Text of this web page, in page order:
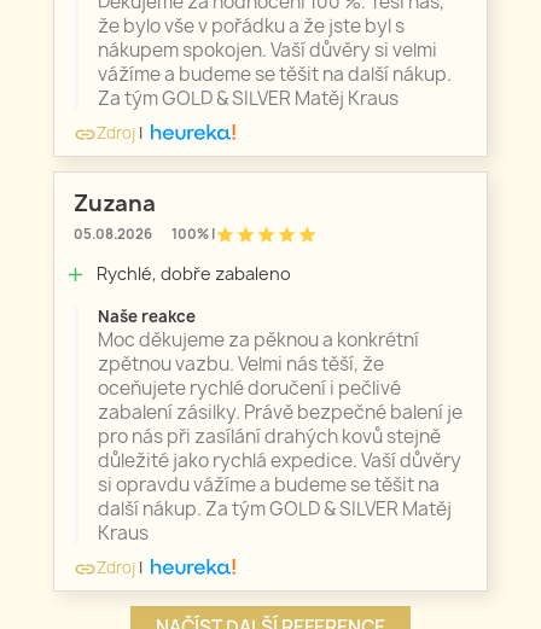
že bylo vše v pořádku a že jste byl s
nákupem spokojen. Vaší důvěry si velmi
vážíme a budeme se těšit na další nákup.
Za tým GOLD & SILVER Matěj Kraus
linkZdroj |
Zuzana
05.08.2026 100% |starstarstarstarstar
add Rychlé, dobře zabaleno
Naše reakce
Moc děkujeme za pěknou a konkrétní
zpětnou vazbu. Velmi nás těší, že
oceňujete rychlé doručení i pečlivé
zabalení zásilky. Právě bezpečné balení je
pro nás při zasílání drahých kovů stejně
důležité jako rychlá expedice. Vaší důvěry
si opravdu vážíme a budeme se těšit na
další nákup. Za tým GOLD & SILVER Matěj
Kraus
linkZdroj |